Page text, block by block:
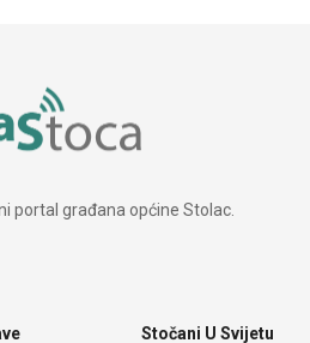
portal građana općine Stolac.
Stočani U Svijetu